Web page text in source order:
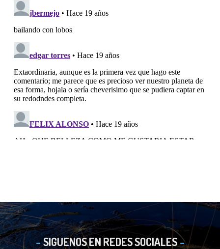
SIGUENOS EN REDES SOCIALES